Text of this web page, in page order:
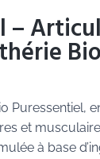
–
et
à base